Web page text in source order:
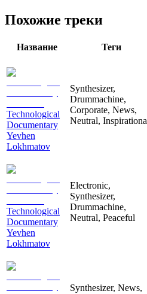
Похожие треки
Название Теги
Technological
Documentary
Yevhen
Lokhmatov
Synthesizer,
Drummachine,
Corporate, News,
Neutral,
Technological
Documentary
Yevhen
Lokhmatov
Electronic,
Synthesizer,
Drummachine,
Neutral, Peaceful
Synthesizer, News,